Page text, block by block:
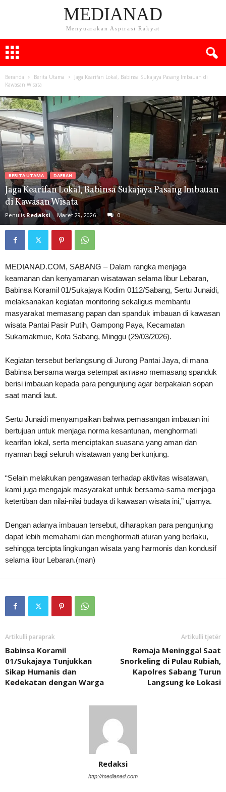
MEDIANAD
Menyuarakan Aspirasi Rakyat
Beranda Berita Utama
Jaga Kearifan Lokal, Babinsa Sukajaya Pasang Imbauan di
Kawasan Wisata
BERITA UTAMA DAERAH
Jaga Kearifan Lokal, Babinsa Sukajaya Pasang Imbauan
di Kawasan Wisata
Penulis Redaksi - Maret 29, 2026 0
MEDIANAD.COM, SABANG – Dalam rangka menjaga
keamanan dan kenyamanan wisatawan selama libur Lebaran,
Babinsa Koramil 01/Sukajaya Kodim 0112/Sabang, Sertu Junaidi,
melaksanakan kegiatan monitoring sekaligus membantu
masyarakat memasang papan dan spanduk imbauan di kawasan
wisata Pantai Pasir Putih, Gampong Paya, Kecamatan
Sukamakmue, Kota Sabang, Minggu (29/03/2026).
Kegiatan tersebut berlangsung di Jurong Pantai Jaya, di mana
Babinsa bersama warga setempat активно memasang spanduk
berisi imbauan kepada para pengunjung agar berpakaian sopan
saat mandi laut.
Sertu Junaidi menyampaikan bahwa pemasangan imbauan ini
bertujuan untuk menjaga norma kesantunan, menghormati
kearifan lokal, serta menciptakan suasana yang aman dan
nyaman bagi seluruh wisatawan yang berkunjung.
“Selain melakukan pengawasan terhadap aktivitas wisatawan,
kami juga mengajak masyarakat untuk bersama-sama menjaga
ketertiban dan nilai-nilai budaya di kawasan wisata ini,” ujarnya.
Dengan adanya imbauan tersebut, diharapkan para pengunjung
dapat lebih memahami dan menghormati aturan yang berlaku,
sehingga tercipta lingkungan wisata yang harmonis dan kondusif
selama libur Lebaran.(man)
Artikulli paraprak
Babinsa Koramil
01/Sukajaya Tunjukkan
Sikap Humanis dan
Kedekatan dengan Warga
Artikulli tjetër
Remaja Meninggal Saat
Snorkeling di Pulau Rubiah,
Kapolres Sabang Turun
Langsung ke Lokasi
Redaksi
http://medianad.com